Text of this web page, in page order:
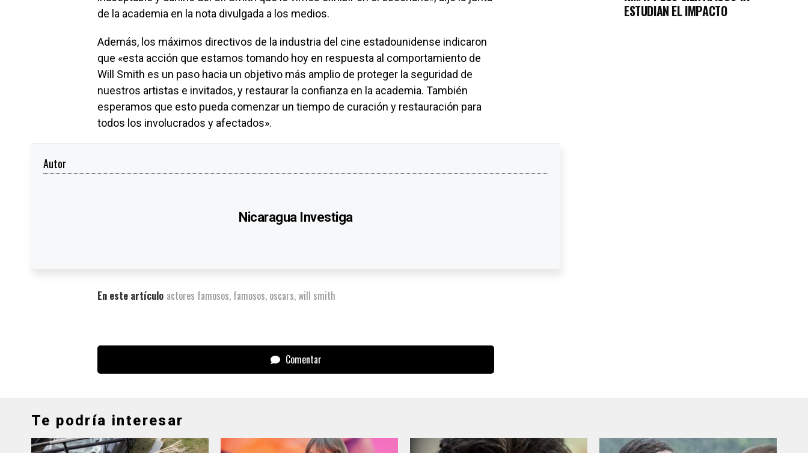
de la academia en la nota divulgada a los medios.
Además, los máximos directivos de la industria del cine estadounidense indicaron
que «esta acción que estamos tomando hoy en respuesta al comportamiento de
Will Smith es un paso hacia un objetivo más amplio de proteger la seguridad de
nuestros artistas e invitados, y restaurar la confianza en la academia. También
esperamos que esto pueda comenzar un tiempo de curación y restauración para
todos los involucrados y afectados».
Autor
Nicaragua Investiga
En este artículo actores famosos, famosos, oscars,will smith
Comentar
ESTUDIAN EL IMPACTO
Te podría interesar